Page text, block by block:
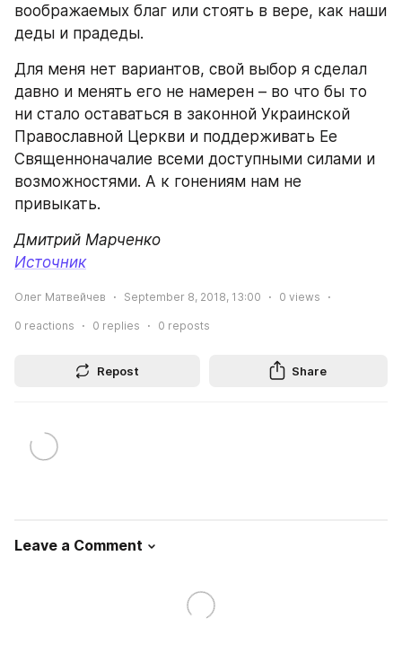
воображаемых благ или стоять в вере, как наши
деды и прадеды.
Для меня нет вариантов, свой выбор я сделал
давно и менять его не намерен – во что бы то
ни стало оставаться в законной Украинской
Православной Церкви и поддерживать Ее
Священноначалие всеми доступными силами и
возможностями. А к гонениям нам не
привыкать.
Дмитрий Марченко
Источник
Олег Матвейчев September 8, 2018, 13:00 0 views
0 reactions 0 replies 0 reposts
Repost Share
Leave a Comment